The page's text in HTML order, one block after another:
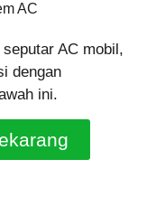
AC
AC mobil,
dengan
ini.